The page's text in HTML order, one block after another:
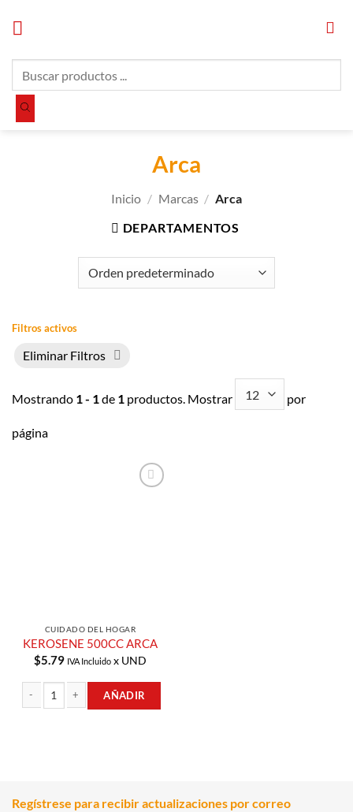
productos
Arca
Inicio / Marcas / Arca
DEPARTAMENTOS
Filtros activos
Eliminar Filtros
Mostrando 1 - 1de 1 productos. Mostrar por
página
CUIDADO DEL HOGAR
KEROSENE 500CC ARCA
$5.79 IVA Incluido x UND
AÑADIR
Regístrese para recibir actualizaciones por correo